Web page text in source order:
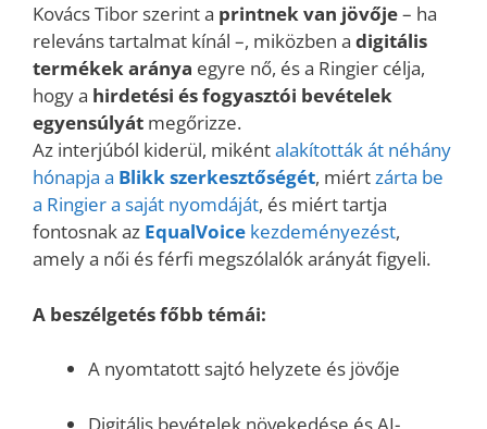
Kovács Tibor szerint a printnek van jövője– ha
releváns tartalmat kínál –, miközben a digitális
termékek aránya egyre nő, és a Ringier célja,
hogy a hirdetési és fogyasztói bevételek
egyensúlyát megőrizze.
Az interjúból kiderül, mikéntalakították át néhány
hónapja a Blikk szerkesztőségét, miértzárta be
a Ringier a saját nyomdáját, és miért tartja
fontosnak az EqualVoice kezdeményezést,
amely a női és férfi megszólalók arányát figyeli.
A beszélgetés főbb témái:
A nyomtatott sajtó helyzete és jövője